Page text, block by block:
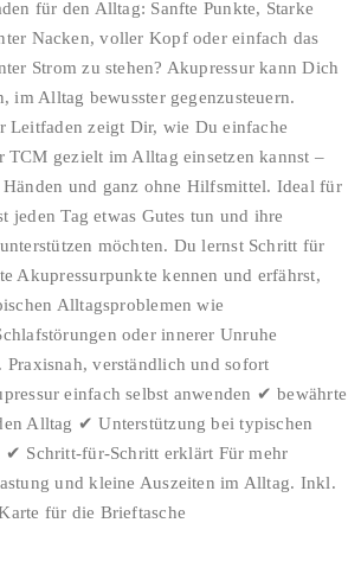
für den Alltag: Sanfte Punkte, Starke
Nacken, voller Kopf oder einfach das
Strom zu stehen? Akupressur kann Dich
im Alltag bewusster gegenzusteuern.
Leitfaden zeigt Dir, wie Du einfache
TCM gezielt im Alltag einsetzen kannst –
und ganz ohne Hilfsmittel. Ideal für
jeden Tag etwas Gutes tun und ihre
möchten. Du lernst Schritt für
Akupressurpunkte kennen und erfährst,
Alltagsproblemen wie
oder innerer Unruhe
Praxisnah, verständlich und sofort
einfach selbst anwenden ✔ bewährte
Alltag ✔ Unterstützung bei typischen
✔ Schritt-für-Schritt erklärt Für mehr
und kleine Auszeiten im Alltag. Inkl.
für die Brieftasche